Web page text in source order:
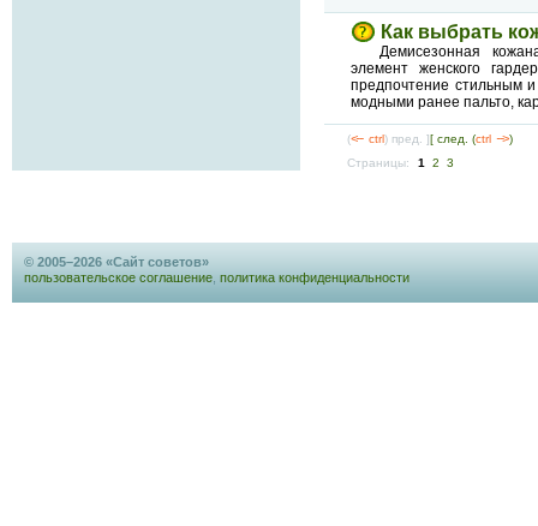
Как выбрать
Демисезонная
элемент женского
предпочтение стильным
модными ранее пальто,
(<-- ctrl) пред. ][ след. (ctrl --> )
Страницы:
1 2 3
© 2005–2026 «Сайт советов»
пользовательское соглашение политика конфиденциальности